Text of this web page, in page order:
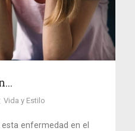
Vida y Estilo
enfermedad en el